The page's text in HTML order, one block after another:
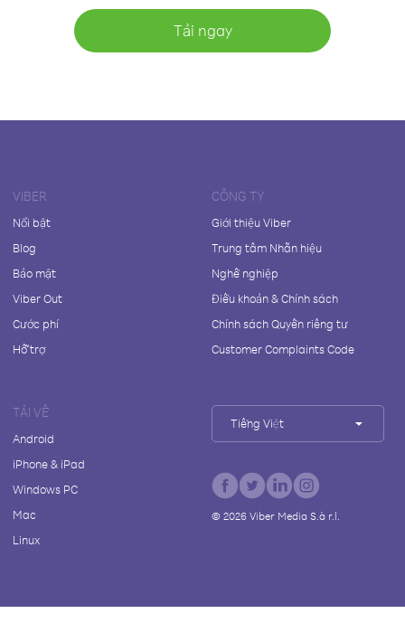
Tải ngay
VIBER
Nổi bật
Blog
Bảo mật
Viber Out
Cước phí
Hỗ trợ
CÔNG TY
Giới thiệu Viber
Trung tâm Nhãn hiệu
Nghề nghiệp
Điều khoản & Chính sách
Chính sách Quyền riêng tư
Customer Complaints Code
TẢI VỀ
Android
iPhone & iPad
Windows PC
Mac
Linux
Tiếng Việt
© 2026Viber Media S.à r.l.